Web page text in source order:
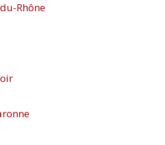
Rhône